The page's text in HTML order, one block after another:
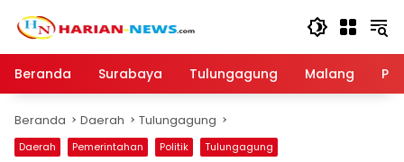
Beranda
Surabaya Tulungagung Malang
Beranda Daerah Tulungagung
Daerah Pemerintahan Politik Tulungagung